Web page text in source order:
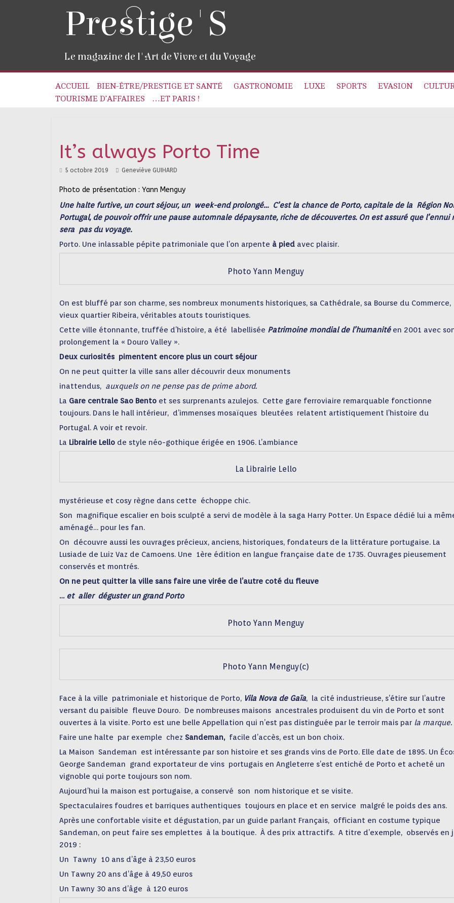
Prestige'S
Le magazine de l'Art de Vivre et du Voyage
ACCUEIL BIEN-ÊTRE/PRESTIGE ET SANTÉ GASTRONOMIE LUXE SPORTS EVASION
TOURISME D’AFFAIRES
…ET PARIS !
It’s always Porto Time
5 octobre 2019 Geneviève GUIHARD
Photo de présentation : Yann Menguy
Une halte furtive, un court séjour, un week-end prolongé… C’est la chance de Porto, capitale de la Région
Portugal, de pouvoir offrir une pause automnale dépaysante, riche de découvertes. On est assuré que l’ennui
sera pas du voyage.
Porto. Une inlassable pépite patrimoniale que l’on arpente à pied avec plaisir.
Photo Yann Menguy
On est bluffé par son charme, ses nombreux monuments historiques, sa Cathédrale, sa Bourse du Commerce,
vieux quartier Ribeira, véritables atouts touristiques.
Cette ville étonnante, truffée d’histoire, a été labellisée Patrimoine mondial de l’humanitéen 2001 avec
prolongement la « Douro Valley ».
Deux curiosités pimentent encore plus un court séjour
On ne peut quitter la ville sans aller découvrir deux monuments
inattendus, auxquels on ne pense pas de prime abord.
La Gare centrale Sao Bento et ses surprenants azulejos. Cette gare ferroviaire remarquable fonctionne
toujours. Dans le hall intérieur, d’immenses mosaïques bleutées relatent artistiquement l’histoire du
Portugal. A voir et revoir.
La Librairie Lello de style néo-gothique érigée en 1906. L’ambiance
La Librairie Lello
mystérieuse et cosy règne dans cette échoppe chic.
Son magnifique escalier en bois sculpté a servi de modèle à la saga Harry Potter. Un Espace dédié lui a
aménagé… pour les fan.
On découvre aussi les ouvrages précieux, anciens, historiques, fondateurs de la littérature portugaise. La
Lusiade de Luiz Vaz de Camoens. Une 1ère édition en langue française date de 1735. Ouvrages pieusement
conservés et montrés.
On ne peut quitter la ville sans faire une virée de l’autre coté du fleuve
… et aller déguster un grand Porto
Photo Yann Menguy
Photo Yann Menguy(c)
Face à la ville patrimoniale et historique de Porto, Vila Nova de Gaïa, la cité industrieuse, s’étire sur l’autre
versant du paisible fleuve Douro. De nombreuses maisons ancestrales produisent du vin de Porto et sont
ouvertes à la visite. Porto est une belle Appellation qui n’est pas distinguée par le terroir mais par la marque.
Faire une halte par exemple chez Sandeman, facile d’accès, est un bon choix.
La Maison Sandeman est intéressante par son histoire et ses grands vins de Porto. Elle date de 1895. Un
George Sandeman grand exportateur de vins portugais en Angleterre s’est entiché de Porto et acheté un
vignoble qui porte toujours son nom.
Aujourd’hui la maison est portugaise, a conservé son nom historique et se visite.
Spectaculaires foudres et barriques authentiques toujours en place et en service malgré le poids des ans.
Après une confortable visite et dégustation, par un guide parlant Français, officiant en costume typique
Sandeman, on peut faire ses emplettes à la boutique. À des prix attractifs. A titre d’exemple, observés en
2019 :
Un Tawny 10 ans d’âge à 23,50 euros
Un Tawny 20 ans d’âge à 49,50 euros
Un Tawny 30 ans d’âge à 120 euros